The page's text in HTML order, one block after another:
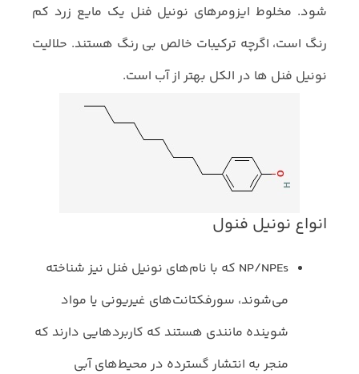
شود. مخلوط ایزومرهای نونیل فنل یک مایع زرد کم
رنگ است، اگرچه ترکیبات خالص بی رنگ هستند. حلالیت
نونیل فنل ها در الکل بهتر از آب است.
انواع نونیل فنول
NP/NPEs که با نام‌های نونیل فنل نیز شناخته
می‌شوند، سورفکتانت‌های غیریونی یا مواد
شوینده‌ مانندی هستند که کاربردهایی دارند که
منجر به انتشار گسترده در محیط‌های آبی